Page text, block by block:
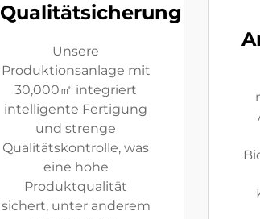
Qualitätsicherung
Unsere
Produktionsanlage mit
30,000㎡ integriert
intelligente Fertigung
und strenge
Qualitätskontrolle, was
eine hohe
Produktqualität
sichert, unter anderem